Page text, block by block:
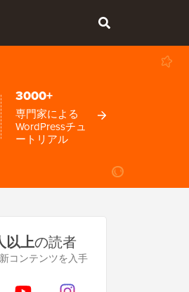
3000+
専門家による
WordPressチュ
ートリアル
以上の読者
コンテンツを入手